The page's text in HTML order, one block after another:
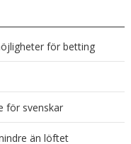
för betting
för svenskar
än löftet